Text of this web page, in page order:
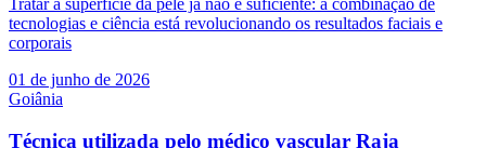
Tratar a superfície da pele já não é suficiente: a combinação de
tecnologias e ciência está revolucionando os resultados faciais e
corporais
01 de junho de 2026
Goiânia
Técnica utilizada pelo médico vascular Raja